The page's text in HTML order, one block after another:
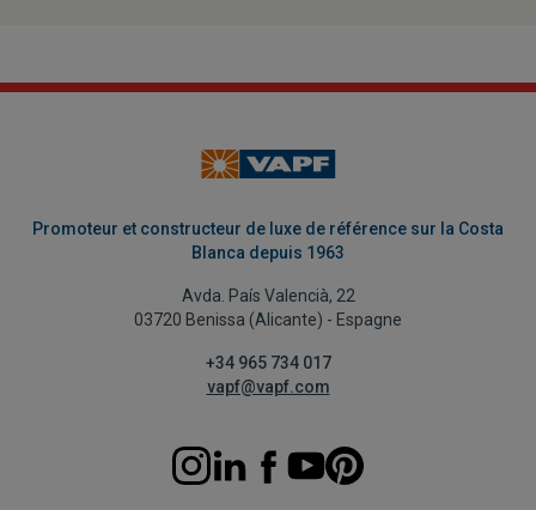
Promoteur et constructeur de luxe de référence sur la Costa
Blanca depuis 1963
Avda. País Valencià, 22
03720 Benissa (Alicante) - Espagne
+34 965 734 017
vapf@vapf.com